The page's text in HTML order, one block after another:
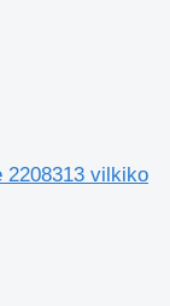
2208313 vilkiko